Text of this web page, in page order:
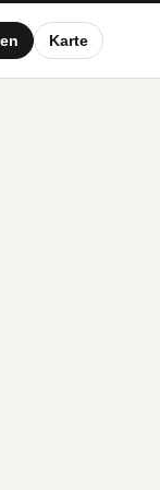
Karte